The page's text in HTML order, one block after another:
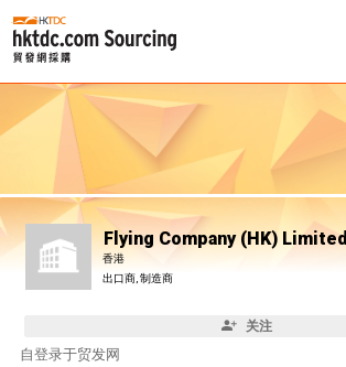
Flying Company (HK) Limited
香港
出口商, 制造商
关注
自登录于贸发网